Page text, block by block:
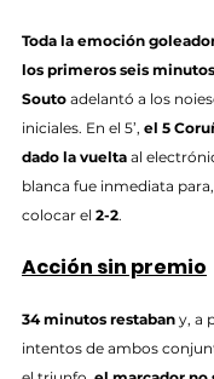
Toda la emoción
los primeros seis minutos
Souto adelantó a los
iniciales. En el 5’, el 5
dado la vuelta al
blanca fue inmediata
colocar el 2-2.
Acción sin premio
34 minutos restaban y, a
intentos de ambos